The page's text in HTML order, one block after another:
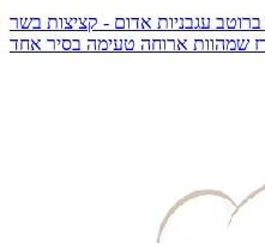
עגבניות אדום - קציצות בשר
שמהוות ארוחה טעימה בסיר אחד